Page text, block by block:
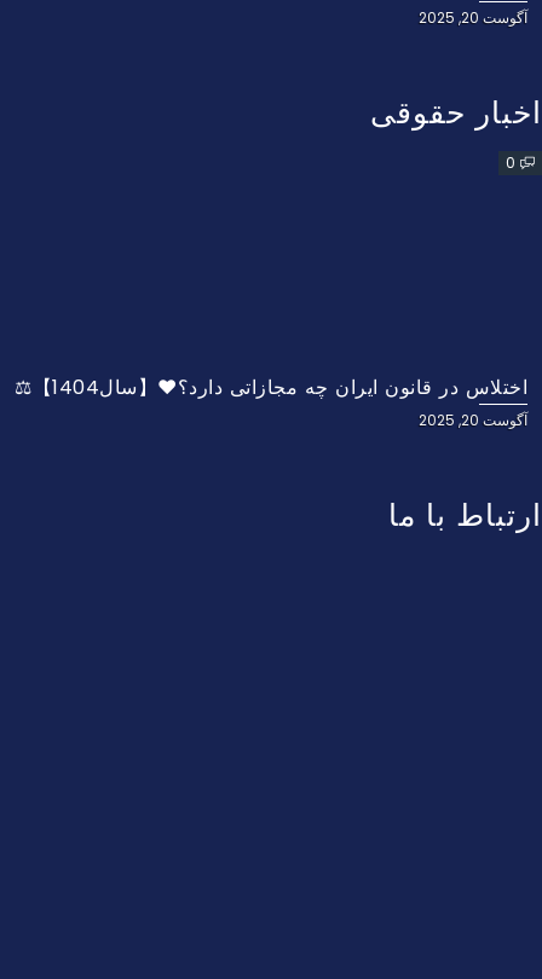
آگوست 20, 2025
اخبار حقوقی
0
اختلاس در قانون ایران چه مجازاتی دارد؟❤️【سال1404】⚖️
آگوست 20, 2025
ارتباط با ما